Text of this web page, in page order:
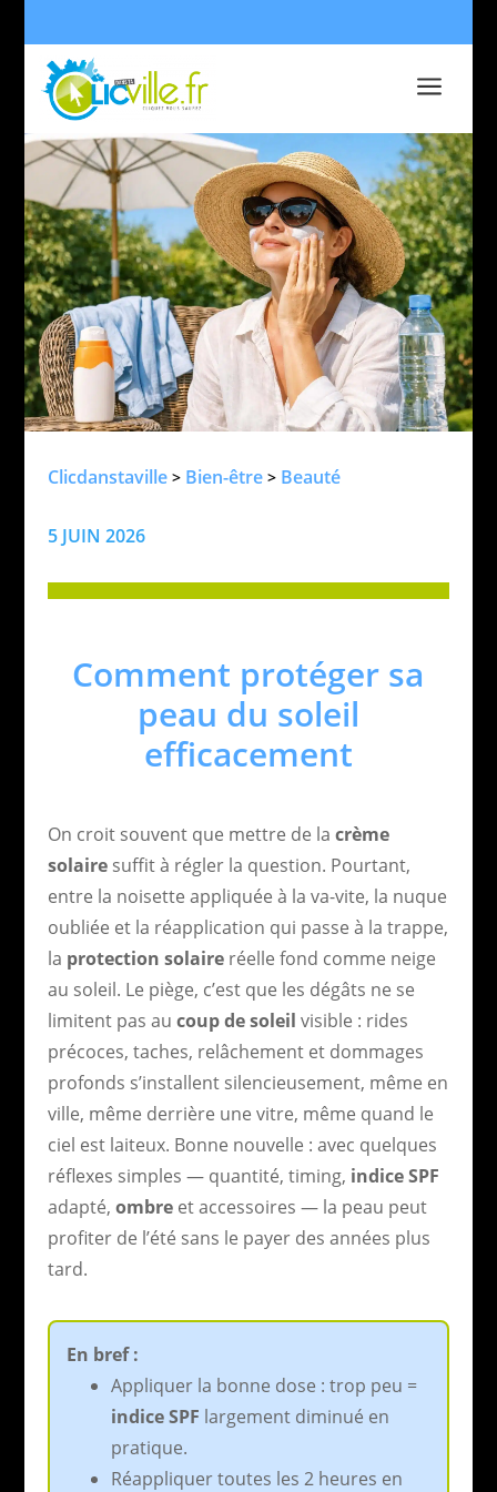
a
Clicdanstaville> Bien-être> Beauté
5 JUIN 2026
Comment protéger sa
peau du soleil
efficacement
On croit souvent que mettre de la crème
solairesuffit à régler la question. Pourtant,
entre la noisette appliquée à la va-vite, la nuque
oubliée et la réapplication qui passe à la trappe,
la protection solaireréelle fond comme neige
au soleil. Le piège, c’est que les dégâts ne se
limitent pas au coup de soleil visible : rides
précoces, taches, relâchement et dommages
profonds s’installent silencieusement, même en
ville, même derrière une vitre, même quand le
ciel est laiteux. Bonne nouvelle : avec quelques
réflexes simples — quantité, timing, indice SPF
adapté, ombreet accessoires — la peau peut
profiter de l’été sans le payer des années plus
tard.
En bref :
Appliquer la bonne dose : trop peu =
indice SPF largement diminué en
pratique.
Réappliquer toutes les 2 heures en